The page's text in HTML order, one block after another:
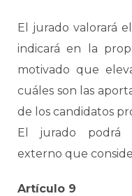
El jurado valorará
indicará en la
motivado que
cuáles son las
de los candidatos
El jurado podrá
externo que
Artículo 9